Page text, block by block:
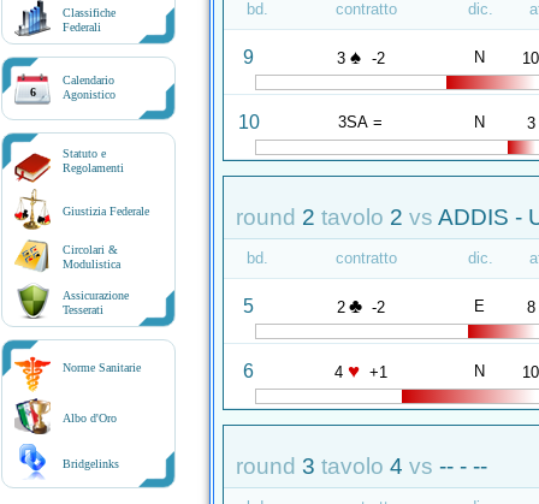
Classifiche
Federali
6
Calendario
Agonistico
Statuto e
Regolamenti
Giustizia Federale
Circolari &
Modulistica
Assicurazione
Tesserati
Norme Sanitarie
Albo d'Oro
Bridgelinks
bd. contratto dic.
9 3 ♠ -2 N 10
10 3SA = N 3
round 2 tavolo 2 vs ADDIS -
bd. contratto dic.
5 2 ♣ -2 E 8
6 4 ♥ +1 N 10
round 3 tavolo 4 vs -- - --